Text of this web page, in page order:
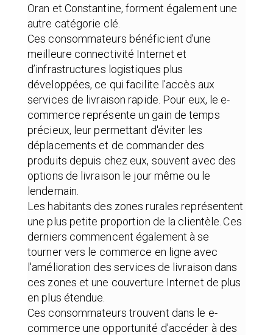
Oran et Constantine, forment également une
autre catégorie clé.
Ces consommateurs bénéficient d’une
meilleure connectivité Internet et
d’infrastructures logistiques plus
développées, ce qui facilite l'accès aux
services de livraison rapide. Pour eux, le e-
commerce représente un gain de temps
précieux, leur permettant d'éviter les
déplacements et de commander des
produits depuis chez eux, souvent avec des
options de livraison le jour même ou le
lendemain.
Les habitants des zones rurales représentent
une plus petite proportion de la clientèle. Ces
derniers commencent également à se
tourner vers le commerce en ligne avec
l'amélioration des services de livraison dans
ces zones et une couverture Internet de plus
en plus étendue.
Ces consommateurs trouvent dans le e-
commerce une opportunité d'accéder à des